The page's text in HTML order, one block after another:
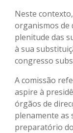
Neste
organismos de
plenitude das
à sua
congresso
A comissão
aspire à
órgãos de
plenamente as
preparatório